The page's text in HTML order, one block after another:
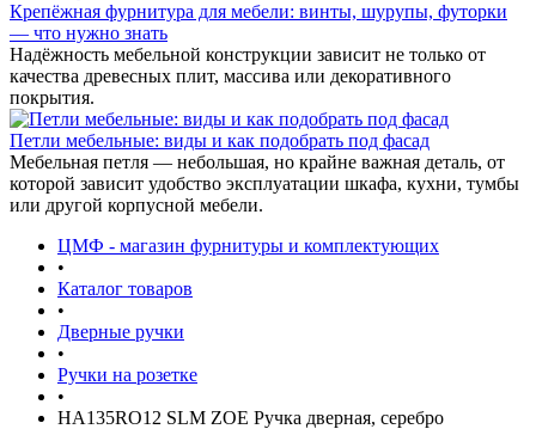
Крепёжная фурнитура для мебели: винты, шурупы, футорки
— что нужно знать
Надёжность мебельной конструкции зависит не только от
качества древесных плит, массива или декоративного
покрытия.
Петли мебельные: виды и как подобрать под фасад
Мебельная петля — небольшая, но крайне важная деталь, от
которой зависит удобство эксплуатации шкафа, кухни, тумбы
или другой корпусной мебели.
ЦМФ - магазин фурнитуры и комплектующих
•
Каталог товаров
•
Дверные ручки
•
Ручки на розетке
•
HA135RO12 SLM ZOE Ручка дверная, серебро